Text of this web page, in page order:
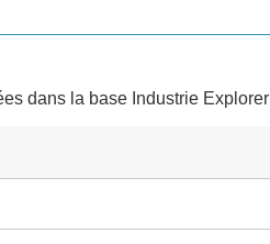
dans la base Industrie Explorer